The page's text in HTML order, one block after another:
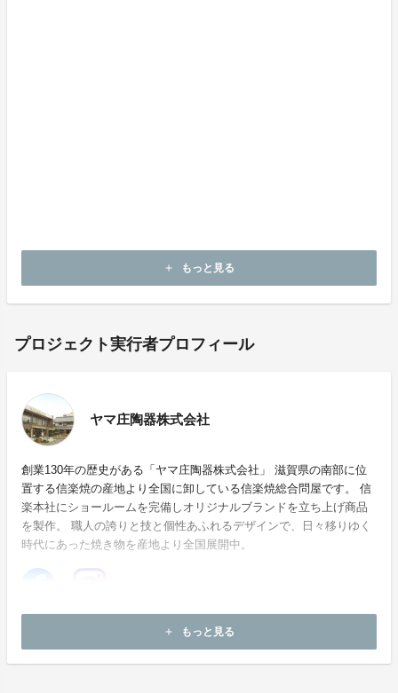
add もっと見る
プロジェクト実行者プロフィール
ヤマ庄陶器株式会社
創業130年の歴史がある「ヤマ庄陶器株式会社」 滋賀県の南部に位
置する信楽焼の産地より全国に卸している信楽焼総合問屋です。 信
楽本社にショールームを完備しオリジナルブランドを立ち上げ商品
を製作。 職人の誇りと技と個性あふれるデザインで、日々移りゆく
時代にあった焼き物を産地より全国展開中。
add もっと見る